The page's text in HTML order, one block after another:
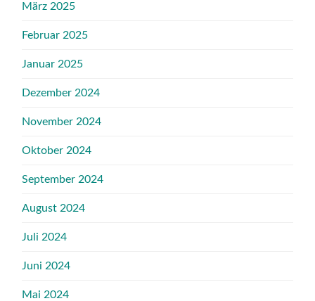
März 2025
Februar 2025
Januar 2025
Dezember 2024
November 2024
Oktober 2024
September 2024
August 2024
Juli 2024
Juni 2024
Mai 2024